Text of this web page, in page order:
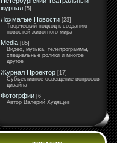
журнал [5]
Лохматые Новости [23]
Творческий подход к созданию
новостей животного мира
Media [85]
Видео, музыка, телепрограммы,
специальные ролики и многое
другое
Журнал Проектор [17]
Субъективное освещение вопросов
дизайна
Фотогрфии [6]
Автор Валерий Худящев